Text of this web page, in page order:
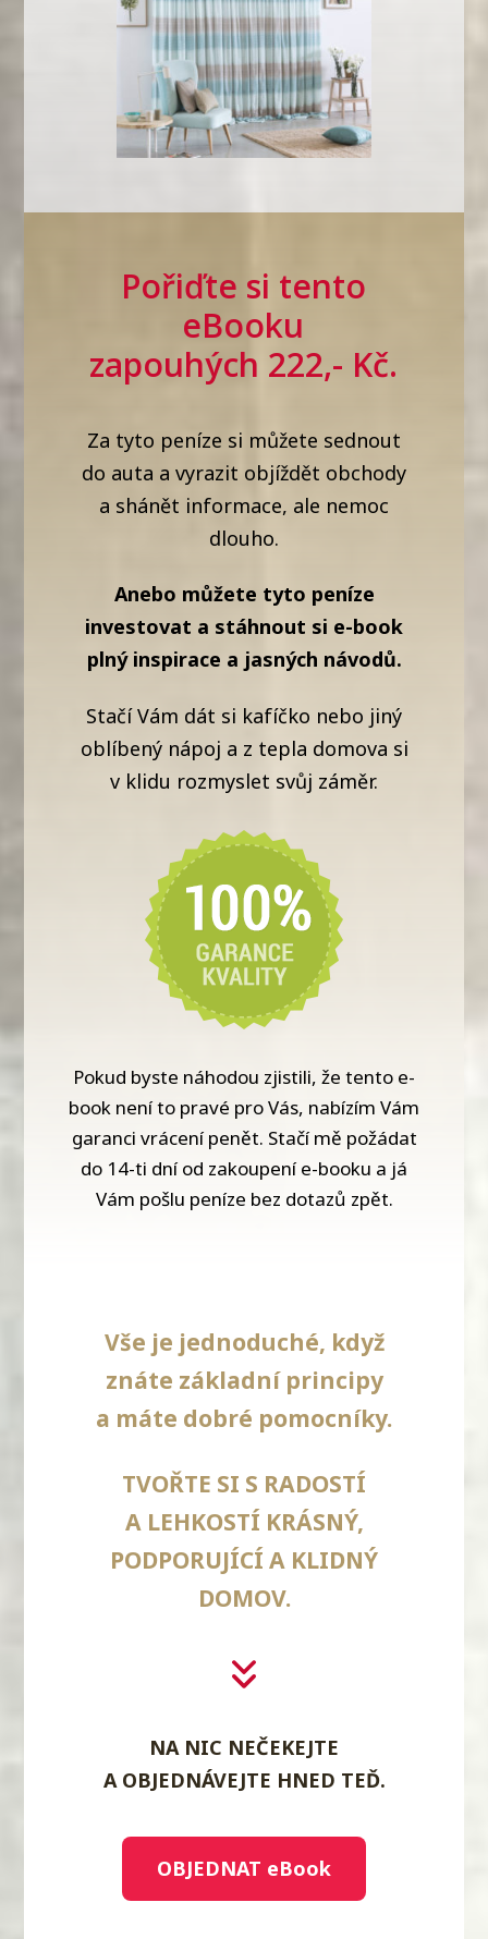
Pořiďte si tento
eBooku
zapouhých 222,- Kč.
Za tyto peníze si můžete sednout
do auta a vyrazit objíždět obchody
a shánět informace, ale nemoc
dlouho.
Anebo můžete tyto peníze
investovat a stáhnout si e-book
plný inspirace a jasných návodů.
Stačí Vám dát si kafíčko nebo jiný
oblíbený nápoj a z tepla domova si
v klidu rozmyslet svůj záměr.
Pokud byste náhodou zjistili, že tento e-
book není to pravé pro Vás, nabízím Vám
garanci vrácení penět. Stačí mě požádat
do 14-ti dní od zakoupení e-booku a já
Vám pošlu peníze bez dotazů zpět.
Vše je jednoduché, když
znáte základní principy
a máte dobré pomocníky.
TVOŘTE SI S RADOSTÍ
A LEHKOSTÍ KRÁSNÝ,
PODPORUJÍCÍ A KLIDNÝ
DOMOV.
NA NIC NEČEKEJTE
A OBJEDNÁVEJTE HNED TEĎ.
OBJEDNAT eBook